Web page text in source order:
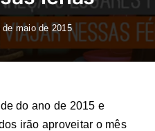
maio de 2015
do ano de 2015 e
irão aproveitar o mês